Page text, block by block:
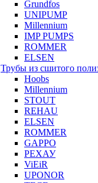
Grundfos
UNIPUMP
Millennium
IMP PUMPS
ROMMER
ELSEN
Трубы из сшитого
Hoobs
Millennium
STOUT
REHAU
ELSEN
ROMMER
GAPPO
РЕХАУ
ViEiR
UPONOR